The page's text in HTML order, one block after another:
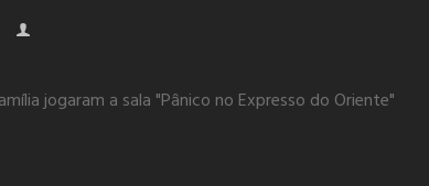
jogaram a sala "Pânico no Expresso do Oriente"